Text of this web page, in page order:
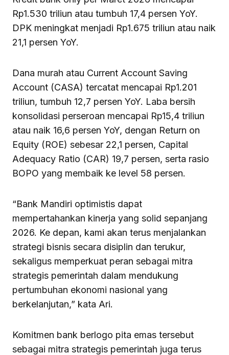
Rp1.530 triliun atau tumbuh 17,4 persen YoY.
DPK meningkat menjadi Rp1.675 triliun atau naik
21,1 persen YoY.
Dana murah atau Current Account Saving
Account (CASA) tercatat mencapai Rp1.201
triliun, tumbuh 12,7 persen YoY. Laba bersih
konsolidasi perseroan mencapai Rp15,4 triliun
atau naik 16,6 persen YoY, dengan Return on
Equity (ROE) sebesar 22,1 persen, Capital
Adequacy Ratio (CAR) 19,7 persen, serta rasio
BOPO yang membaik ke level 58 persen.
“Bank Mandiri optimistis dapat
mempertahankan kinerja yang solid sepanjang
2026. Ke depan, kami akan terus menjalankan
strategi bisnis secara disiplin dan terukur,
sekaligus memperkuat peran sebagai mitra
strategis pemerintah dalam mendukung
pertumbuhan ekonomi nasional yang
berkelanjutan,” kata Ari.
Komitmen bank berlogo pita emas tersebut
sebagai mitra strategis pemerintah juga terus